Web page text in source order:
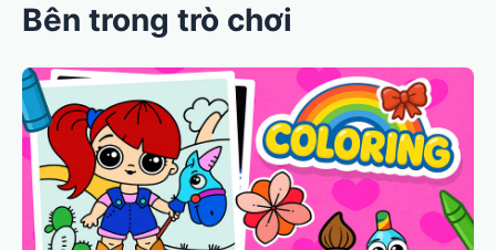
Bên trong trò chơi